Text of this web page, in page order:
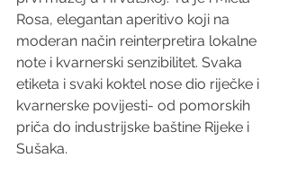
Rosa, elegantan aperitivo koji na
moderan način reinterpretira lokalne
note i kvarnerski senzibilitet. Svaka
etiketa i svaki koktel nose dio riječke i
kvarnerske povijesti- od pomorskih
priča do industrijske baštine Rijeke i
Sušaka.